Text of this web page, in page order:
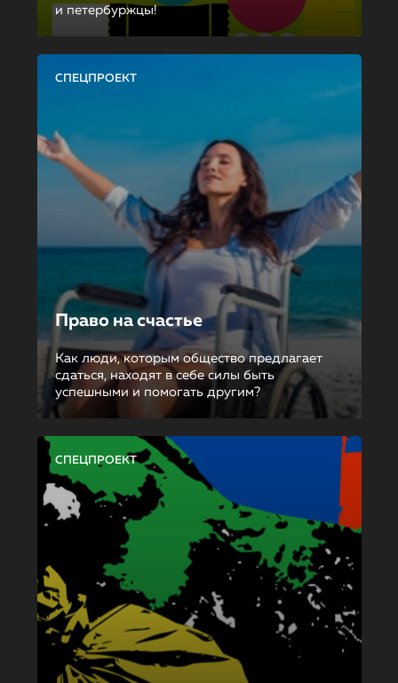
и петербуржцы!
СПЕЦПРОЕКТ
Право на счастье
Как люди, которым общество предлагает
сдаться, находят в себе силы быть
успешными и помогать другим?
СПЕЦПРОЕКТ